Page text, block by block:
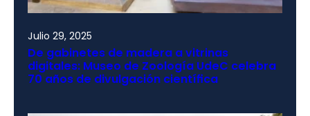
Julio 29, 2025
De gabinetes de madera a vitrinas
digitales: Museo de Zoología UdeC celebra
70 años de divulgación científica